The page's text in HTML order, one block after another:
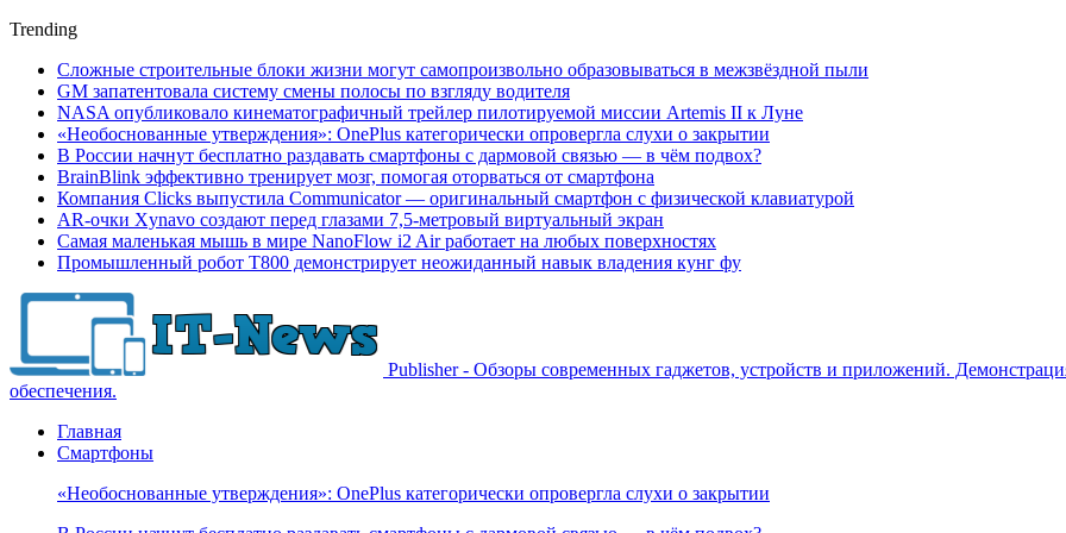
Trending
Сложные строительные блоки жизни могут самопроизвольно образовываться в межзвёздной пыли
GM запатентовала систему смены полосы по взгляду водителя
NASA опубликовало кинематографичный трейлер пилотируемой миссии Artemis II к Луне
«Необоснованные утверждения»: OnePlus категорически опровергла слухи о закрытии
В России начнут бесплатно раздавать смартфоны с дармовой связью — в чём подвох?
BrainBlink эффективно тренирует мозг, помогая оторваться от смартфона
Компания Clicks выпустила Communicator — оригинальный смартфон с физической клавиатурой
AR-очки Xynavo создают перед глазами 7,5-метровый виртуальный экран
Самая маленькая мышь в мире NanoFlow i2 Air работает на любых поверхностях
Промышленный робот Т800 демонстрирует неожиданный навык владения кунг фу
Publisher - Обзоры современных гаджетов, устройств и приложений.
обеспечения.
Главная
Смартфоны
«Необоснованные утверждения»: OnePlus категорически опровергла слухи о закрытии